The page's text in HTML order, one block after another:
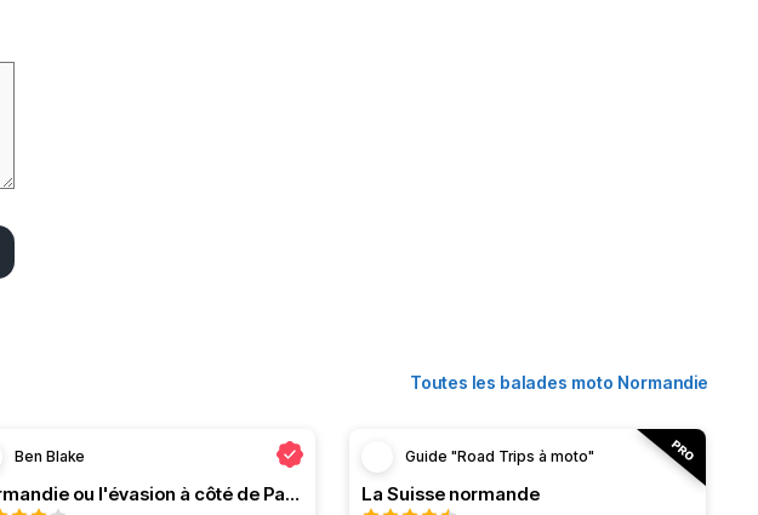
Toutes les balades moto Normandie
Ben Blake
Normandie ou l'évasion à côté de Paris
Guide "Road Trips à moto"
La Suisse normande